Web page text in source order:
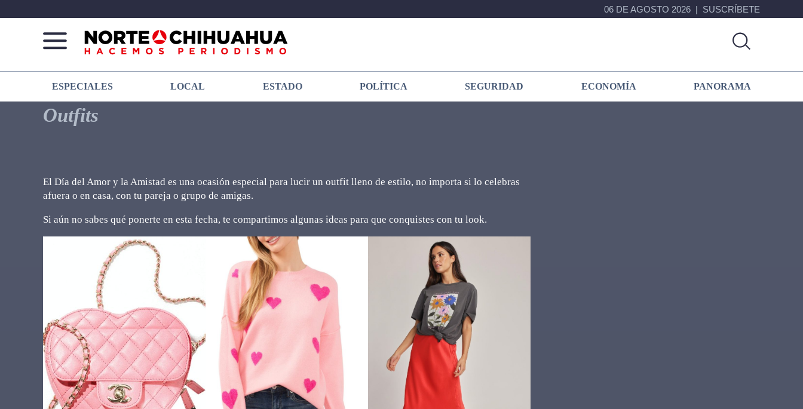
06 DE AGOSTO 2026 SUSCRÍBETE
Norte
De
Chihuahua
Más
que
noticias,
hacemos periodismo
ESPECIALES LOCAL ESTADO POLÍTICA SEGURIDAD ECONOMÍA PANORAMA
Outfits
El Día del Amor y la Amistad es una ocasión especial para lucir un outfit lleno de estilo, no importa si lo celebras
afuera o en casa, con tu pareja o grupo de amigas.
Si aún no sabes qué ponerte en esta fecha, te compartimos algunas ideas para que conquistes con tu look.